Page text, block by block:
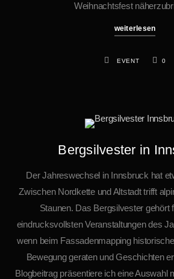
Weihnachtsfest
weiterlesen
EVENT 0
Bergsilvester in
Der Jahreswechsel in Innsbruck hat
Zwischen Nordkette und Altstadt trifft
Staunen. Das Bergsilvester gehört
eindrucksvollsten Veranstaltungen des
wenn beim Fassadenmapping
Bewegung geraten und Geschichten
Blogbeitrag präsentiere ich eine Auswahl